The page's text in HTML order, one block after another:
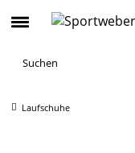
Laufschuhe